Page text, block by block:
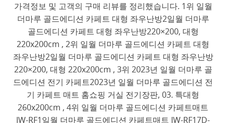
가격정보 및 고객의 구매 리뷰를 정리했습니다. 1위 일월
더마루 골드에디션 카페트 대형 좌우난방2일월 더마루
골드에디션 카페트 대형 좌우난방220×200, 대형
220x200cm , 2위 일월 더마루 골드에디션 카페트 대형
좌우난방2일월 더마루 골드에디션 카페트 대형 좌우난방
220×200, 대형 220x200cm , 3위 2023년 일월 더마루 골
드에디션 전기 카페트2023년 일월 더마루 골드에디션 전
기 카페트 매트 홈쇼핑 거실 전기장판, 03. 특대형
260x200cm , 4위 일월 더마루 골드에디션 카페트매트
IW-RF1일월 더마루 골드에디션 카페트매트 IW-RF17D-